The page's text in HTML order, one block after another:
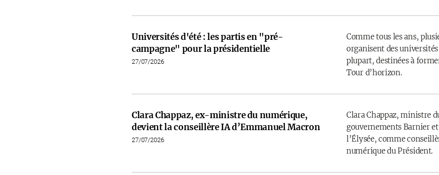
Universités d'été : les partis en "pré-
campagne" pour la présidentielle
27/07/2026
Comme tous les ans,
organisent des
plupart, destinées à
Tour d’horizon.
Clara Chappaz, ex-ministre du numérique,
devient la conseillère IA d’Emmanuel Macron
27/07/2026
Clara Chappaz, ministre
gouvernements Barnier
l’Élysée, comme
numérique du Président.